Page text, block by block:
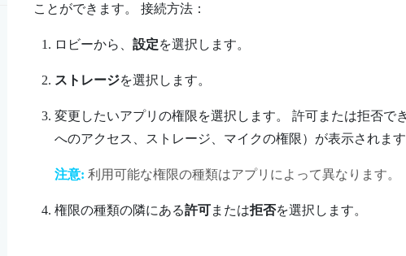
ことができます。 接続方法：
ロビーから、 設定を選択します。
ストレージを選択します。
変更したいアプリの権限を選択します。
許可または拒否で
へのアクセス、ストレージ、マイクの権限）が表示されます
注意: 利用可能な権限の種類はアプリによって異なります。
権限の種類の隣にある許可または拒否を選択します。